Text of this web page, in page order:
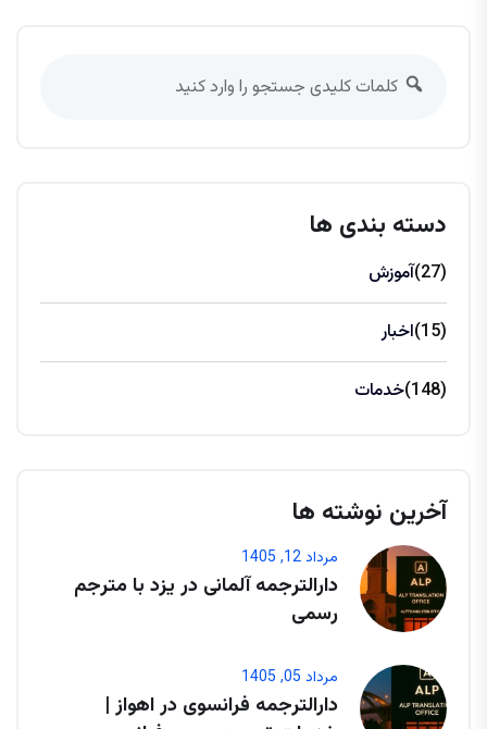
دسته بندی ها
آموزش (27)
اخبار (15)
خدمات (148)
آخرین نوشته ها
مرداد 12, 1405
دارالترجمه آلمانی در یزد با مترجم
رسمی
مرداد 05, 1405
دارالترجمه فرانسوی در اهواز |